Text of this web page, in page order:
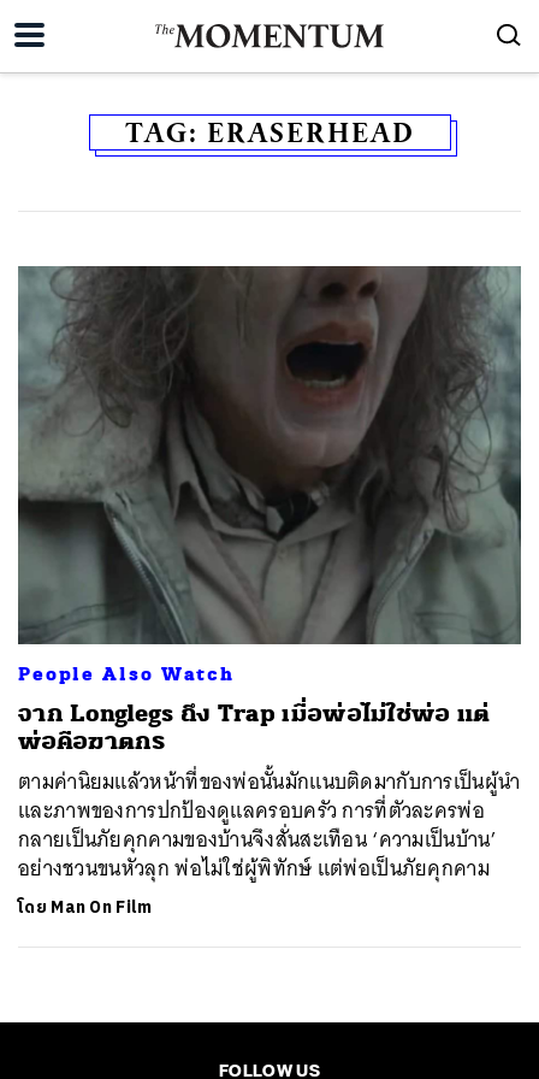
TAG: ERASERHEAD
People Also Watch
จาก Longlegs ถึง Trap เมื่อพ่อไม่ใช่พ่อ แต่
พ่อคือฆาตกร
ตามค่านิยมแล้วหน้าที่ของพ่อนั้นมักแนบติดมากับการเป็นผู้นำ
และภาพของการปกป้องดูแลครอบครัว การที่ตัวละครพ่อ
กลายเป็นภัยคุกคามของบ้านจึงสั่นสะเทือน ‘ความเป็นบ้าน’
อย่างชวนขนหัวลุก พ่อไม่ใช่ผู้พิทักษ์ แต่พ่อเป็นภัยคุกคาม
โดย Man On Film
FOLLOW US
SHARE TWEET LINE EMAIL